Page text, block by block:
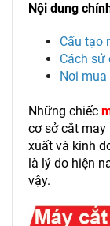
Nội dung
Cấu tạo
Cách
Nơi
Những chiếc
cơ sở cắt may
xuất và kinh
là lý do hiện
vậy.